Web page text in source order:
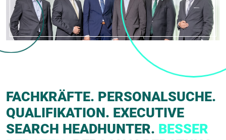
FACHKRÄFTE. PERSONALSUCHE.
QUALIFIKATION. EXECUTIVE
SEARCH HEADHUNTER. BESSER